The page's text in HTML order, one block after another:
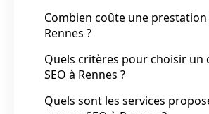
Combien coûte une prestation
Rennes ?
Quels critères pour choisir un
SEO à Rennes ?
Quels sont les services